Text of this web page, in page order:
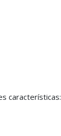
características: